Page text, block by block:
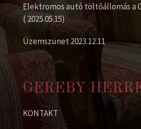
Elektromos autó töltőállomás a
( 2025.05.15)
Üzemszünet 2023.12.11
GEREBY
KONTAKT